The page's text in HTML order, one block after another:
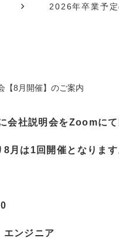
2026年卒業予
8月開催】のご案内
会社説明会をZoomにて
月は1回開催となります
エンジニア